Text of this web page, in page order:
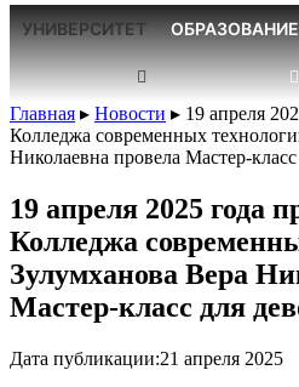
УНИВЕРСИТЕТ ОБРАЗОВАНИЕ
Главная ▸ Новости ▸ 19 апреля
Колледжа современных
Николаевна провела Мастер-
19 апреля 2025 года
Колледжа
Зулумханова Вера
Мастер-класс для
Дата публикации:21 апреля 2025